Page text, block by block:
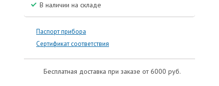
В наличии на складе
Паспорт прибора
Сертификат соответствия
Бесплатная доставка при заказе от 6000 руб.